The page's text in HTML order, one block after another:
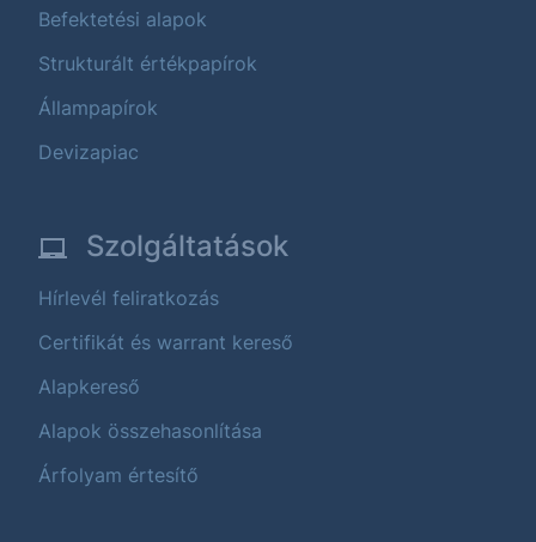
Befektetési alapok
Strukturált értékpapírok
Állampapírok
Devizapiac
Szolgáltatások
Hírlevél feliratkozás
Certifikát és warrant kereső
Alapkereső
Alapok összehasonlítása
Árfolyam értesítő